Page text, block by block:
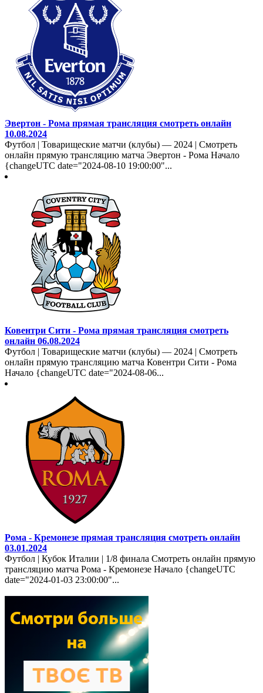
Эвертон - Рома прямая трансляция смотреть онлайн
10.08.2024
Футбол | Товарищеские матчи (клубы) — 2024 | Смотреть
онлайн прямую трансляцию матча Эвертон - Рома Начало
{changeUTC date="2024-08-10 19:00:00"...
Ковентри Сити - Рома прямая трансляция смотреть
онлайн 06.08.2024
Футбол | Товарищеские матчи (клубы) — 2024 | Смотреть
онлайн прямую трансляцию матча Ковентри Сити - Рома
Начало {changeUTC date="2024-08-06...
Рома - Кремонезе прямая трансляция смотреть онлайн
03.01.2024
Футбол | Кубок Италии | 1/8 финала Смотреть онлайн прямую
трансляцию матча Рома - Кремонезе Начало {changeUTC
date="2024-01-03 23:00:00"...